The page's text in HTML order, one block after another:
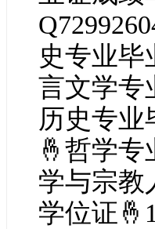
史专业毕
言文学专
历史专业
🤞哲学
学与宗教
学位证